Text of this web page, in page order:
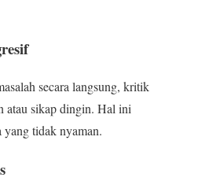
secara langsung, kritik
atau sikap dingin. Hal ini
yang tidak nyaman.